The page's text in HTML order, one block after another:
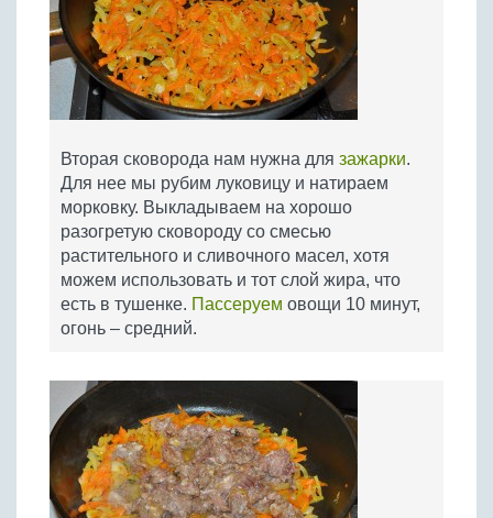
Вторая сковорода нам нужна для зажарки.
Для нее мы рубим луковицу и натираем
морковку. Выкладываем на хорошо
разогретую сковороду со смесью
растительного и сливочного масел, хотя
можем использовать и тот слой жира, что
есть в тушенке. Пассеруем овощи 10 минут,
огонь – средний.